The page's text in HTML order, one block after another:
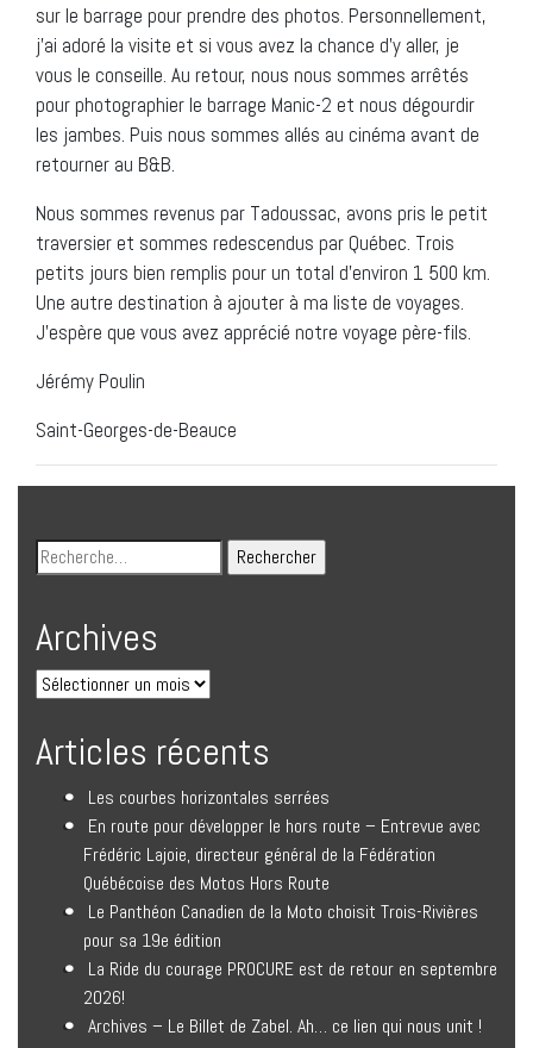
sur le barrage pour prendre des photos. Personnellement,
j’ai adoré la visite et si vous avez la chance d’y aller, je
vous le conseille. Au retour, nous nous sommes arrêtés
pour photographier le barrage Manic-2 et nous dégourdir
les jambes. Puis nous sommes allés au cinéma avant de
retourner au B&B.
Nous sommes revenus par Tadoussac, avons pris le petit
traversier et sommes redescendus par Québec. Trois
petits jours bien remplis pour un total d’environ 1 500 km.
Une autre destination à ajouter à ma liste de voyages.
J’espère que vous avez apprécié notre voyage père-fils.
Jérémy Poulin
Saint-Georges-de-Beauce
Archives
Articles récents
Les courbes horizontales serrées
En route pour développer le hors route – Entrevue avec
Frédéric Lajoie, directeur général de la Fédération
Québécoise des Motos Hors Route
Le Panthéon Canadien de la Moto choisit Trois-Rivières
pour sa 19e édition
La Ride du courage PROCURE est de retour en septembre
2026!
Archives – Le Billet de Zabel. Ah… ce lien qui nous unit !